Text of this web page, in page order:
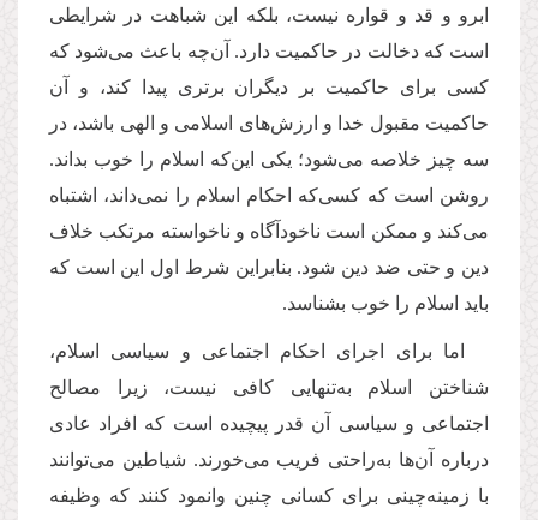
ابرو و قد و قواره‌ نیست، بلکه این شباهت در شرایطی
است که دخالت در حاکمیت دارد. آن‌چه باعث می‌شود که
کسی برای حاکمیت بر دیگران برتری پیدا کند، و آن
حاکمیت مقبول خدا و ارزش‌های اسلامی و الهی باشد، در
سه چیز خلاصه می‌شود؛ یکی این‌که اسلام را خوب بداند.
روشن است که کسی‌که احکام اسلام را نمی‌داند، اشتباه
می‌کند و ممکن است ناخودآگاه و ناخواسته مرتکب خلاف
دین و حتی ضد دین شود. بنابراین شرط اول این است که
باید اسلام را خوب بشناسد.
اما برای اجرای احکام اجتماعی و سیاسی اسلام،
شناختن اسلام به‌تنهایی کافی نیست،‌ زیرا مصالح
اجتماعی و سیاسی آن قدر پیچیده است که افراد عادی
درباره آن‌ها به‌راحتی فریب می‌خورند. شیاطین می‌توانند
با زمینه‌چینی برای کسانی چنین وانمود کنند که وظیفه